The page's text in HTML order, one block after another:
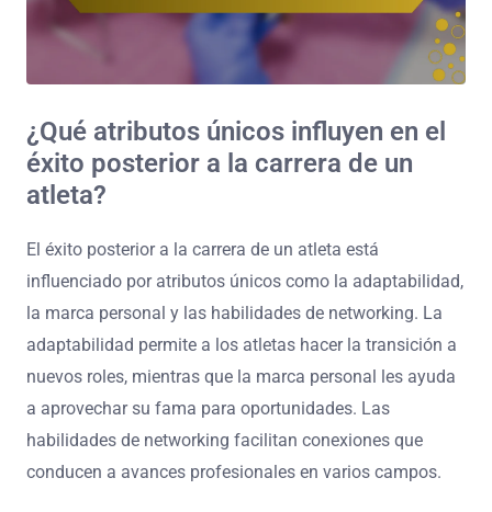
¿Qué atributos únicos influyen en el
éxito posterior a la carrera de un
atleta?
El éxito posterior a la carrera de un atleta está
influenciado por atributos únicos como la adaptabilidad,
la marca personal y las habilidades de networking. La
adaptabilidad permite a los atletas hacer la transición a
nuevos roles, mientras que la marca personal les ayuda
a aprovechar su fama para oportunidades. Las
habilidades de networking facilitan conexiones que
conducen a avances profesionales en varios campos.